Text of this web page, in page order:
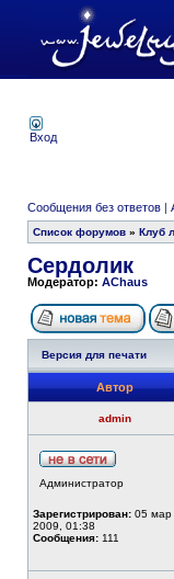
Вход
Сообщения без ответов |
Список форумов » Клуб
Сердолик
Модератор: AChaus
Версия для печати
Автор
admin
Администратор
Зарегистрирован: 05 мар
2009, 01:38
Сообщения: 111